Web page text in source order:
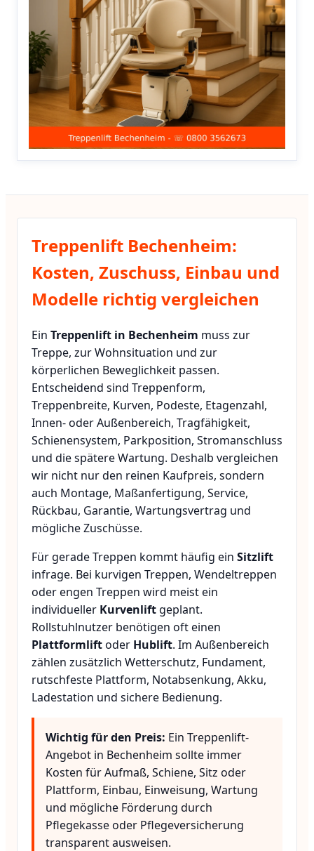
Treppenlift Bechenheim:
Kosten, Zuschuss, Einbau und
Modelle richtig vergleichen
Ein Treppenlift in Bechenheim muss zur
Treppe, zur Wohnsituation und zur
körperlichen Beweglichkeit passen.
Entscheidend sind Treppenform,
Treppenbreite, Kurven, Podeste, Etagenzahl,
Innen- oder Außenbereich, Tragfähigkeit,
Schienensystem, Parkposition, Stromanschluss
und die spätere Wartung. Deshalb vergleichen
wir nicht nur den reinen Kaufpreis, sondern
auch Montage, Maßanfertigung, Service,
Rückbau, Garantie, Wartungsvertrag und
mögliche Zuschüsse.
Für gerade Treppen kommt häufig ein Sitzlift
infrage. Bei kurvigen Treppen, Wendeltreppen
oder engen Treppen wird meist ein
individueller Kurvenlift geplant.
Rollstuhlnutzer benötigen oft einen
Plattformliftoder Hublift. Im Außenbereich
zählen zusätzlich Wetterschutz, Fundament,
rutschfeste Plattform, Notabsenkung, Akku,
Ladestation und sichere Bedienung.
Wichtig für den Preis: Ein Treppenlift-
Angebot in Bechenheim sollte immer
Kosten für Aufmaß, Schiene, Sitz oder
Plattform, Einbau, Einweisung, Wartung
und mögliche Förderung durch
Pflegekasse oder Pflegeversicherung
transparent ausweisen.